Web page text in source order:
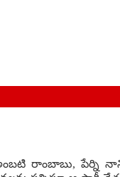
రాంబాబు,